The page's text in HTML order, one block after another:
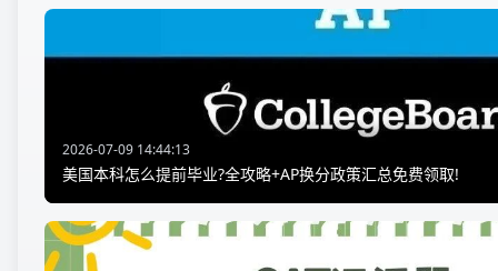
2026-07-09 14:44:13
美国本科怎么提前毕业?全攻略+AP换分政策汇总免费领取!